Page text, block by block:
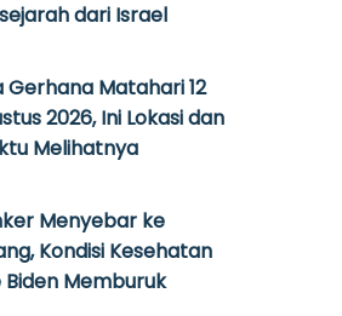
dari Israel
Gerhana Matahari 12
2026, Ini Lokasi dan
Melihatnya
Menyebar ke
Kondisi Kesehatan
Biden Memburuk